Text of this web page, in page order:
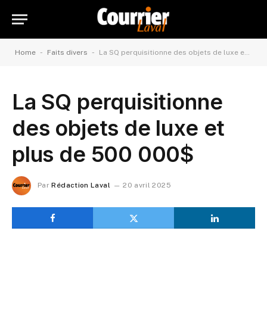
Home - Faits divers - La SQ perquisitionne des objets de luxe et plus de 500 000$
La SQ perquisitionne
des objets de luxe et
plus de 500 000$
Par Rédaction Laval 20 avril 2025